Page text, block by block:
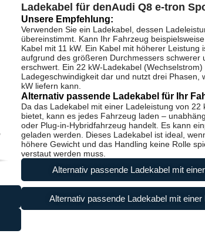
Ladekabel für denAudi Q8 e-tron
Unsere Empfehlung:
Verwenden Sie ein Ladekabel, dessen
übereinstimmt. Kann Ihr Fahrzeug
Kabel mit 11 kW. Ein Kabel mit höherer Leistung
aufgrund des größeren Durchmessers schwerer
erschwert. Ein 22 kW-Ladekabel
Ladegeschwindigkeit dar und nutzt drei Phasen,
kW liefern kann.
Alternativ passende Ladekabel für Ihr
Da das Ladekabel mit einer Ladeleistung von
bietet, kann es jedes Fahrzeug laden –
oder Plug-in-Hybridfahrzeug handelt. Es kann
geladen werden. Dieses Ladekabel ist ideal,
höhere Gewicht und das Handling keine Rolle
verstaut werden muss.
Alternativ passende Ladekabel mit
Alternativ passende Ladekabel mit